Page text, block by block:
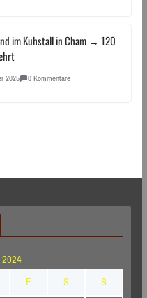
im Kuhstall in Cham → 120
2025 0 Kommentare
F S
S